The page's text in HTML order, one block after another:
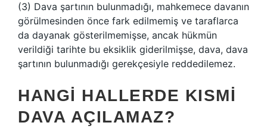
(3) Dava şartının bulunmadığı, mahkemece davanın
görülmesinden önce fark edilmemiş ve taraflarca
da dayanak gösterilmemişse, ancak hükmün
verildiği tarihte bu eksiklik giderilmişse, dava, dava
şartının bulunmadığı gerekçesiyle reddedilemez.
HANGI HALLERDE KISMI
DAVA AÇILAMAZ?